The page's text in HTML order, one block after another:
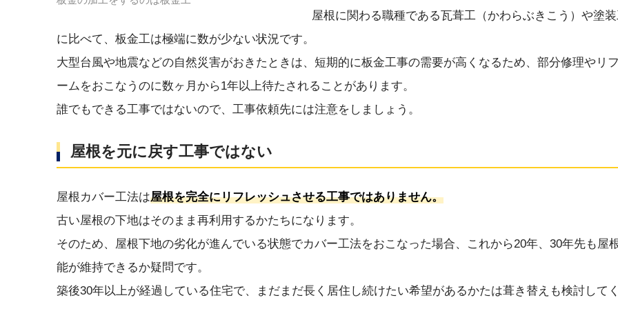
屋根に関わる職種である瓦葺工（かわらぶきこう）や塗
に比べて、板金工は極端に数が少ない状況です。
大型台風や地震などの自然災害がおきたときは、短期的に板金工事の需要が高くなるため、部分修理やリ
ームをおこなうのに数ヶ月から1年以上待たされることがあります。
誰でもできる工事ではないので、工事依頼先には注意をしましょう。
屋根を元に戻す工事ではない
屋根カバー工法は屋根を完全にリフレッシュさせる工事ではありません。
古い屋根の下地はそのまま再利用するかたちになります。
そのため、屋根下地の劣化が進んでいる状態でカバー工法をおこなった場合、これから20年、30年先も屋
能が維持できるか疑問です。
築後30年以上が経過している住宅で、まだまだ長く居住し続けたい希望があるかたは葺き替えも検討して